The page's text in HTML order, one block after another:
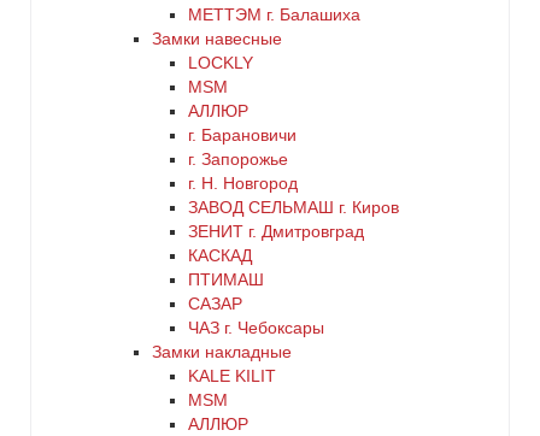
МЕТТЭМ г. Балашиха
Замки навесные
LOCKLY
MSM
АЛЛЮР
г. Барановичи
г. Запорожье
г. Н. Новгород
ЗАВОД СЕЛЬМАШ г. Киров
ЗЕНИТ г. Дмитровград
КАСКАД
ПТИМАШ
САЗАР
ЧАЗ г. Чебоксары
Замки накладные
KALE KILIT
MSM
АЛЛЮР